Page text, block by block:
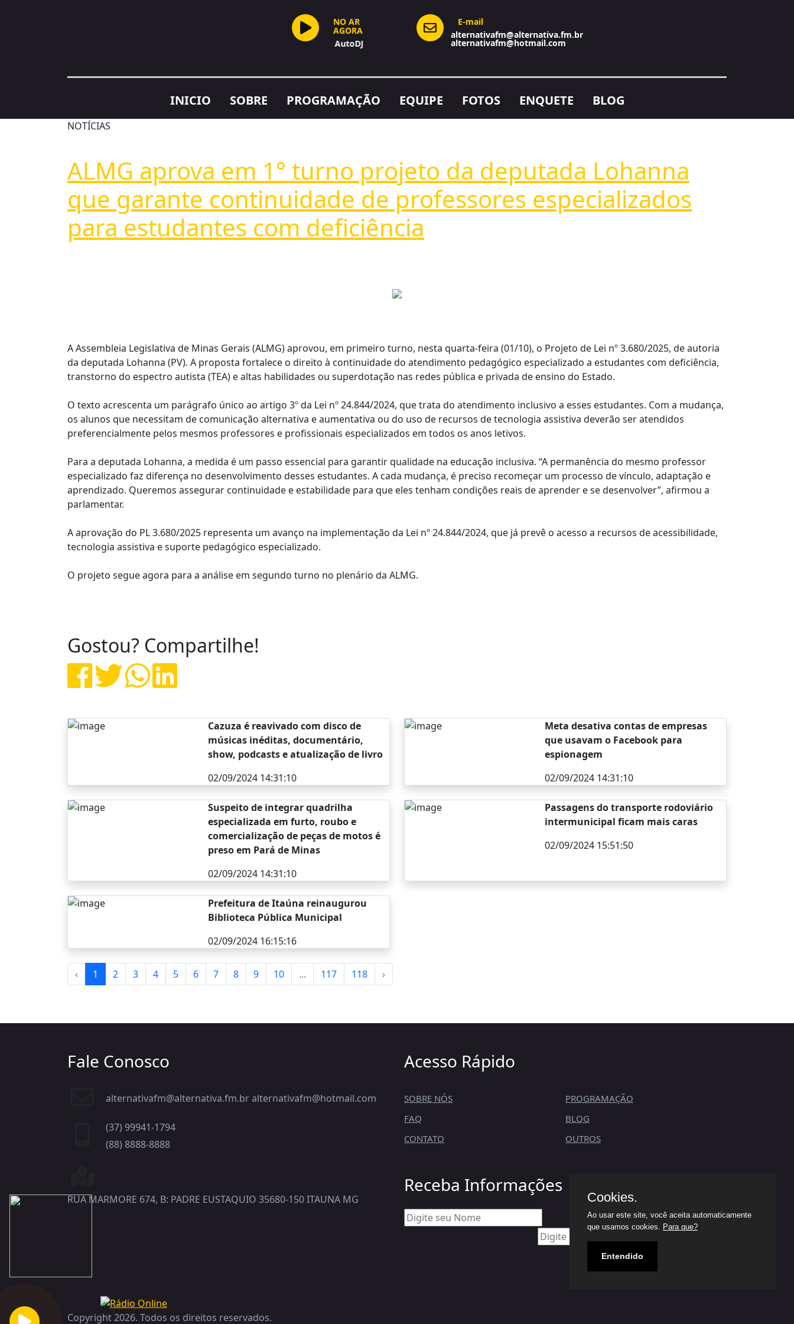
NO AR
AGORA
AutoDJ
E-mail
alternativafm@alternativa.fm.br
alternativafm@hotmail.com
INICIO SOBRE PROGRAMAÇÃO EQUIPE FOTOS ENQUETE BLOG
NOTÍCIAS
ALMG aprova em 1° turno projeto da deputada Lohanna
que garante continuidade de professores especializados
para estudantes com deficiência
A Assembleia Legislativa de Minas Gerais (ALMG) aprovou, em primeiro turno, nesta quarta-feira (01/10), o Projeto de Lei nº 3.680/2025, de autoria
da deputada Lohanna (PV). A proposta fortalece o direito à continuidade do atendimento pedagógico especializado a estudantes com deficiência,
transtorno do espectro autista (TEA) e altas habilidades ou superdotação nas redes pública e privada de ensino do Estado.
O texto acrescenta um parágrafo único ao artigo 3º da Lei nº 24.844/2024, que trata do atendimento inclusivo a esses estudantes. Com a mudança,
os alunos que necessitam de comunicação alternativa e aumentativa ou do uso de recursos de tecnologia assistiva deverão ser atendidos
preferencialmente pelos mesmos professores e profissionais especializados em todos os anos letivos.
Para a deputada Lohanna, a medida é um passo essencial para garantir qualidade na educação inclusiva. “A permanência do mesmo professor
especializado faz diferença no desenvolvimento desses estudantes. A cada mudança, é preciso recomeçar um processo de vínculo, adaptação e
aprendizado. Queremos assegurar continuidade e estabilidade para que eles tenham condições reais de aprender e se desenvolver”, afirmou a
parlamentar.
A aprovação do PL 3.680/2025 representa um avanço na implementação da Lei nº 24.844/2024, que já prevê o acesso a recursos de acessibilidade,
tecnologia assistiva e suporte pedagógico especializado.
O projeto segue agora para a análise em segundo turno no plenário da ALMG.
Gostou? Compartilhe!
Cazuza é reavivado com disco de
músicas inéditas, documentário,
show, podcasts e atualização de livro
02/09/2024 14:31:10
Meta desativa contas de empresas
que usavam o Facebook para
espionagem
02/09/2024 14:31:10
Suspeito de integrar quadrilha
especializada em furto, roubo e
comercialização de peças de motos é
preso em Pará de Minas
02/09/2024 14:31:10
Passagens do transporte rodoviário
intermunicipal ficam mais caras
02/09/2024 15:51:50
Prefeitura de Itaúna reinaugurou
Biblioteca Pública Municipal
02/09/2024 16:15:16
‹ 1 2 3 4 5 6 7 8 9 10 ... 117 118 ›
Fale Conosco
alternativafm@alternativa.fm.br alternativafm@hotmail.com
(37) 99941-1794
(88) 8888-8888
RUA MARMORE 674, B: PADRE EUSTAQUIO 35680-150 ITAUNA MG
Acesso Rápido
SOBRE NÓS
PROGRAMAÇÃO
FAQ
BLOG
CONTATO
OUTROS
Receba Informações
Copyright 2026. Todos os direitos reservados.
Cookies.
Ao usar este site, você aceita automaticamente
que usamos cookies. Para que?
Entendido